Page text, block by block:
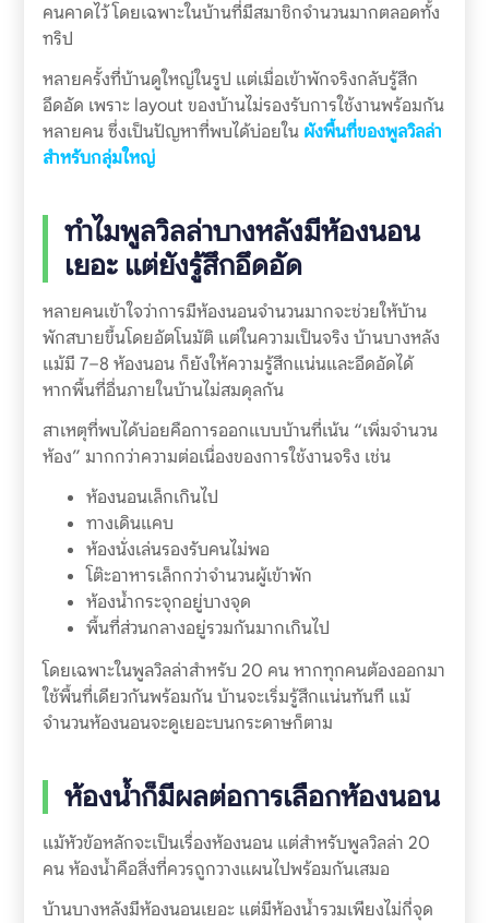
คนคาดไว้ โดยเฉพาะในบ้านที่มีสมาชิกจำนวนมากตลอดทั้ง
ทริป
หลายครั้งที่บ้านดูใหญ่ในรูป แต่เมื่อเข้าพักจริงกลับรู้สึก
อึดอัด เพราะ layout ของบ้านไม่รองรับการใช้งานพร้อมกัน
หลายคน ซึ่งเป็นปัญหาที่พบได้บ่อยใน ผังพื้นที่ของพูลวิลล่า
สำหรับกลุ่มใหญ่
ทำไมพูลวิลล่าบางหลังมีห้องนอน
เยอะ แต่ยังรู้สึกอึดอัด
หลายคนเข้าใจว่าการมีห้องนอนจำนวนมากจะช่วยให้บ้าน
พักสบายขึ้นโดยอัตโนมัติ แต่ในความเป็นจริง บ้านบางหลัง
แม้มี 7–8 ห้องนอน ก็ยังให้ความรู้สึกแน่นและอึดอัดได้
หากพื้นที่อื่นภายในบ้านไม่สมดุลกัน
สาเหตุที่พบได้บ่อยคือการออกแบบบ้านที่เน้น “เพิ่มจำนวน
ห้อง” มากกว่าความต่อเนื่องของการใช้งานจริง เช่น
ห้องนอนเล็กเกินไป
ทางเดินแคบ
ห้องนั่งเล่นรองรับคนไม่พอ
โต๊ะอาหารเล็กกว่าจำนวนผู้เข้าพัก
ห้องน้ำกระจุกอยู่บางจุด
พื้นที่ส่วนกลางอยู่รวมกันมากเกินไป
โดยเฉพาะในพูลวิลล่าสำหรับ 20 คน หากทุกคนต้องออกมา
ใช้พื้นที่เดียวกันพร้อมกัน บ้านจะเริ่มรู้สึกแน่นทันที แม้
จำนวนห้องนอนจะดูเยอะบนกระดาษก็ตาม
ห้องน้ำก็มีผลต่อการเลือกห้องนอน
แม้หัวข้อหลักจะเป็นเรื่องห้องนอน แต่สำหรับพูลวิลล่า 20
คน ห้องน้ำคือสิ่งที่ควรถูกวางแผนไปพร้อมกันเสมอ
บ้านบางหลังมีห้องนอนเยอะ แต่มีห้องน้ำรวมเพียงไม่กี่จุด